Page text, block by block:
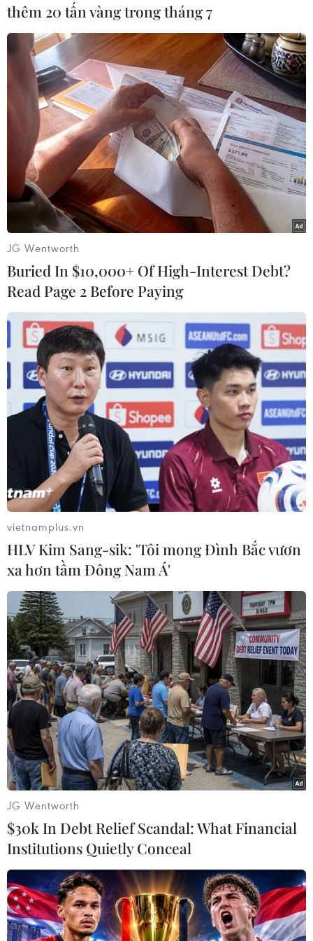
#An Giang
#Công an huyện Châu Phú
#Chống người thi hành công vụ
#Khởi tố
#Chốt kiểm soát dịch
An Giang
Theo dõi VietnamPlus
TIN LIÊN QUAN
Tạm giam kẻ chống người thi hành công
vụ và gây thương tích
10/09/2021 23:29
Khi Tổ công tác đang tiến hành lập biên bản, Hoàng
Văn Nam (trú tại xóm Kéo Giáo, xã Ngọc Côn, huyện
Trùng Khánh, tỉnh Cao Bằng) có hành vi chống đối và
dùng cây gỗ đánh Công an viên xã Ngọc Côn.
thêm 20 tấn vàng trong tháng 7
JG Wentworth
Buried In $10,000+ Of High-Interest Debt?
Read Page 2 Before Paying
vietnamplus.vn
HLV Kim Sang-sik: 'Tôi mong Đình Bắc vươn
xa hơn tầm Đông Nam Á'
JG Wentworth
$30k In Debt Relief Scandal: What Financial
Institutions Quietly Conceal